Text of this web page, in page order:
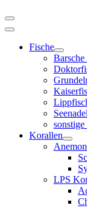
Fische
sonstige
Korallen
LPS